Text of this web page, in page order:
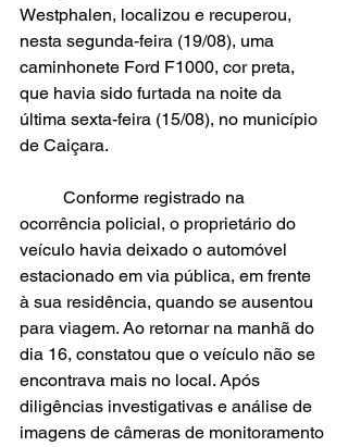
Westphalen, localizou e recuperou,
nesta segunda-feira (19/08), uma
caminhonete Ford F1000, cor preta,
que havia sido furtada na noite da
última sexta-feira (15/08), no município
de Caiçara.
ocorrência policial, o proprietário do
veículo havia deixado o automóvel
estacionado em via pública, em frente
à sua residência, quando se ausentou
para viagem. Ao retornar na manhã do
dia 16, constatou que o veículo não se
encontrava mais no local. Após
diligências investigativas e análise de
imagens de câmeras de monitoramento